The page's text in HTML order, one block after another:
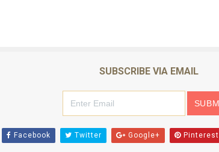
SUBSCRIBE VIA EMAIL
Facebook Twitter Google+ Pinterest